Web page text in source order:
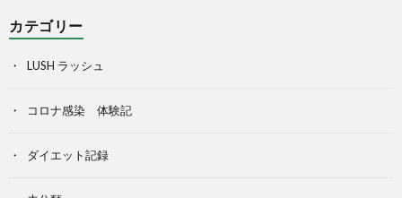
カテゴリー
LUSH ラッシュ
コロナ感染 体験記
ダイエット記録